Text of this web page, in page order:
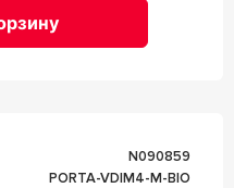
n090859
PORTA-VDIM4-M-BIO